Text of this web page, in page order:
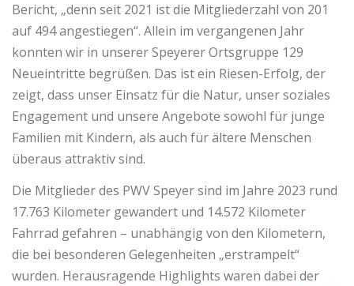
Bericht, „denn seit 2021 ist die Mitgliederzahl von 201
auf 494 angestiegen“. Allein im vergangenen Jahr
konnten wir in unserer Speyerer Ortsgruppe 129
Neueintritte begrüßen. Das ist ein Riesen-Erfolg, der
zeigt, dass unser Einsatz für die Natur, unser soziales
Engagement und unsere Angebote sowohl für junge
Familien mit Kindern, als auch für ältere Menschen
überaus attraktiv sind.
Die Mitglieder des PWV Speyer sind im Jahre 2023 rund
17.763 Kilometer gewandert und 14.572 Kilometer
Fahrrad gefahren – unabhängig von den Kilometern,
die bei besonderen Gelegenheiten „erstrampelt“
wurden. Herausragende Highlights waren dabei der